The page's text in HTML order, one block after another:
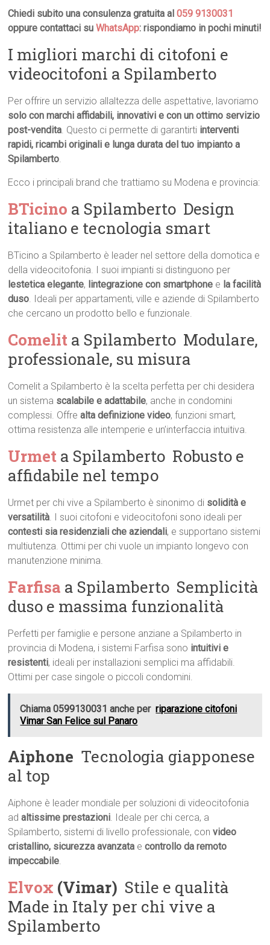
Chiedi subito una consulenza gratuita al059 9130031
oppure contattaci suWhatsApp: rispondiamo in pochi minuti!
I migliori marchi di citofoni e
videocitofoni a Spilamberto
Per offrire un servizio allaltezza delle aspettative, lavoriamo
solo con marchi affidabili, innovativi e con un ottimo servizio
post-vendita. Questo ci permette di garantirti interventi
rapidi, ricambi originali e lunga durata del tuo impianto a
Spilamberto.
Ecco i principali brand che trattiamo su Modena e provincia:
BTicino a Spilamberto  Design
italiano e tecnologia smart
BTicino a Spilamberto è leader nel settore della domotica e
della videocitofonia. I suoi impianti si distinguono per
lestetica elegante, lintegrazione con smartphone e la facilità
duso. Ideali per appartamenti, ville e aziende di Spilamberto
che cercano un prodotto bello e funzionale.
Comelit a Spilamberto  Modulare,
professionale, su misura
Comelit a Spilamberto è la scelta perfetta per chi desidera
un sistema scalabile e adattabile, anche in condomini
complessi. Offrealta definizione video, funzioni smart,
ottima resistenza alle intemperie e un’interfaccia intuitiva.
Urmet a Spilamberto  Robusto e
affidabile nel tempo
Urmet per chi vive a Spilamberto è sinonimo di solidità e
versatilità. I suoi citofoni e videocitofoni sono ideali per
contesti sia residenziali che aziendali, e supportano sistemi
multiutenza. Ottimi per chi vuole un impianto longevo con
manutenzione minima.
Farfisa a Spilamberto  Semplicità
duso e massima funzionalità
Perfetti per famiglie e persone anziane a Spilamberto in
provincia di Modena, i sistemi Farfisa sono intuitivi e
resistenti, ideali per installazioni semplici ma affidabili.
Ottimi per case singole o piccoli condomini.
Chiama 0599130031 anche per riparazione citofoni
Vimar San Felice sul Panaro
Aiphone  Tecnologia giapponese
al top
Aiphone è leader mondiale per soluzioni di videocitofonia
adaltissime prestazioni. Ideale per chi cerca, a
Spilamberto, sistemi di livello professionale, convideo
cristallino, sicurezza avanzata econtrollo da remoto
impeccabile.
Elvox (Vimar)  Stile e qualità
Made in Italy per chi vive a
Spilamberto